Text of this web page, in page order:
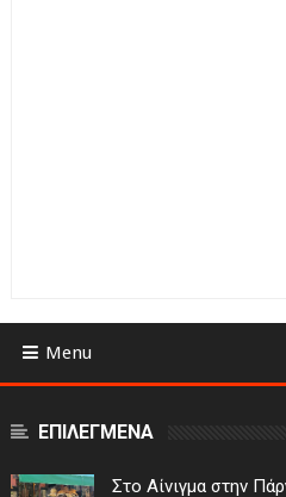
Menu
ΕΠΙΛΕΓΜΕΝΑ
Στο Αίνιγμα στην